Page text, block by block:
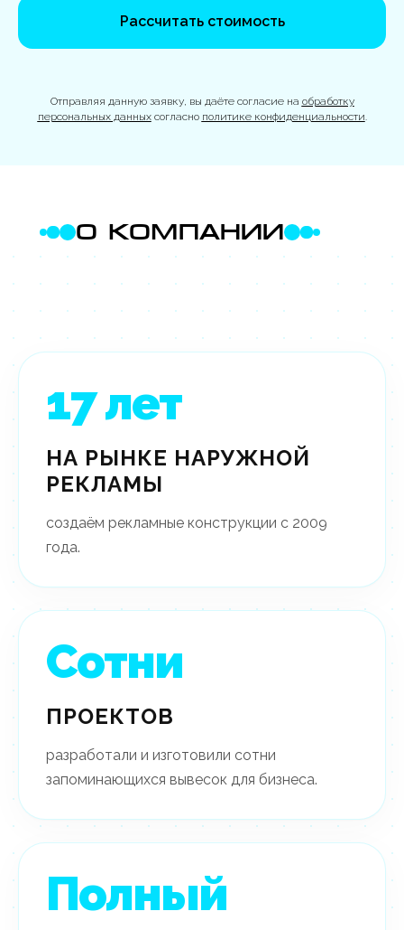
Рассчитать стоимость
Отправляя данную заявку, вы даёте согласие на обработку
персональных данныхсогласно политике конфиденциальности
О КОМПАНИИ
17лет
НА РЫНКЕ НАРУЖНОЙ
РЕКЛАМЫ
создаём рекламные конструкции с 2009
года.
Сотни
ПРОЕКТОВ
разработали и изготовили сотни
запоминающихся вывесок для бизнеса.
Полный